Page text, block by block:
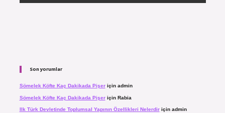
Son yorumlar
Sömelek Köfte Kaç Dakikada Pişeriçin admin
Sömelek Köfte Kaç Dakikada Pişeriçin Rabia
Ilk Türk Devletinde Toplumsal Yapının Özellikleri Nelerdiriçin admin